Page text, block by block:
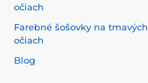
očiach
Farebné šošovky na tmavých
očiach
Blog